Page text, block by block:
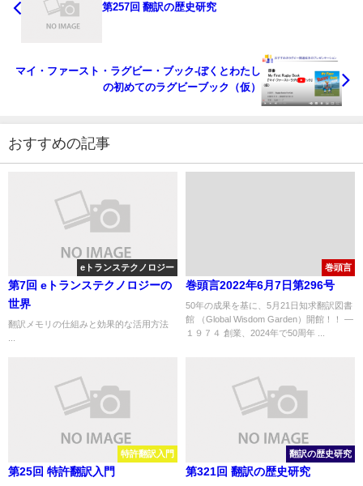
第257回 翻訳の歴史研究
マイ・ファースト・ラグビー・ブック‐ぼくとわたし
の初めてのラグビーブック（仮）
おすすめの記事
eトランステクノロジー
第7回 eトランステクノロジーの
世界
翻訳メモリの仕組みと効果的な活用方法
巻頭言
巻頭言2022年6月7日第296号
50年の成果を基に、5月21日知求翻訳図書
館 （Global Wisdom Garden）開館！！ ―
１９７４ 創業、2024年で50周年 ...
特許翻訳入門
第25回 特許翻訳入門
翻訳の歴史研究
第321回 翻訳の歴史研究